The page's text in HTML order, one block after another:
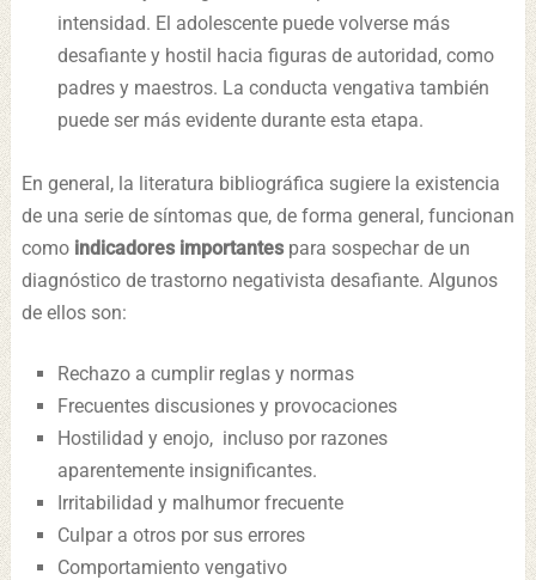
intensidad. El adolescente puede volverse más
desafiante y hostil hacia figuras de autoridad, como
padres y maestros. La conducta vengativa también
puede ser más evidente durante esta etapa.
En general, la literatura bibliográfica sugiere la existencia
de una serie de síntomas que, de forma general, funcionan
como indicadores importantespara sospechar de un
diagnóstico de trastorno negativista desafiante. Algunos
de ellos son:
Rechazo a cumplir reglas y normas
Frecuentes discusiones y provocaciones
Hostilidad y enojo, incluso por razones
aparentemente insignificantes.
Irritabilidad y malhumor frecuente
Culpar a otros por sus errores
Comportamiento vengativo